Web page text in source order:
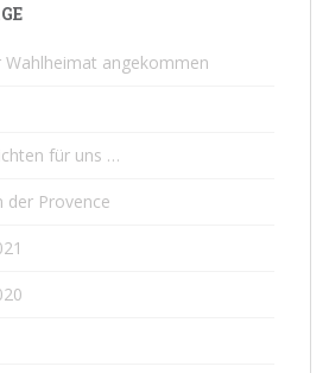
Wahlheimat angekommen
für uns …
der Provence